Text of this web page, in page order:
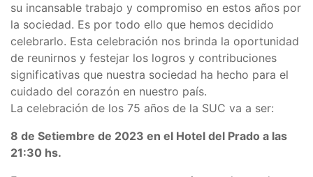
su incansable trabajo y compromiso en estos años por
la sociedad. Es por todo ello que hemos decidido
celebrarlo. Esta celebración nos brinda la oportunidad
de reunirnos y festejar los logros y contribuciones
significativas que nuestra sociedad ha hecho para el
cuidado del corazón en nuestro país.
La celebración de los 75 años de la SUC va a ser:
8 de Setiembre de 2023 en el Hotel del Prado a las
21:30 hs.